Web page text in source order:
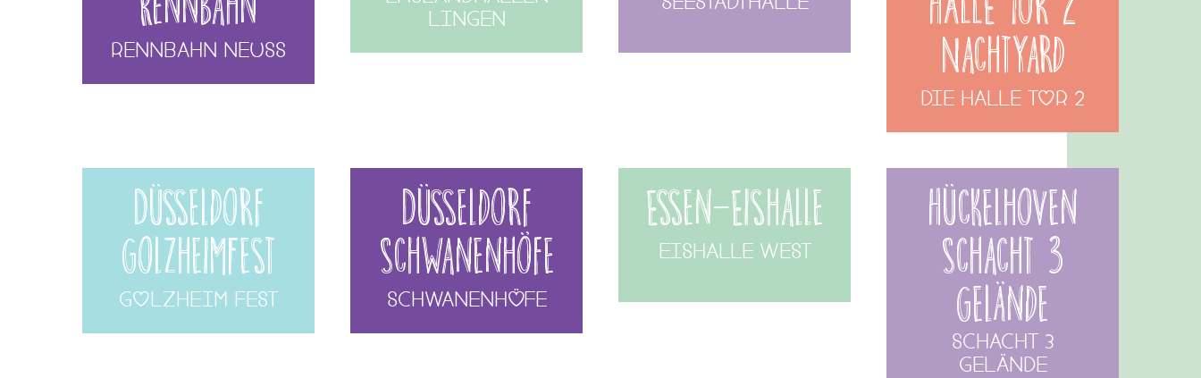
Rennbahn Neuss
Lingen
NachtYard
DIE HALLE Tor 2
Düsseldorf
GolzheimFest
Golzheim Fest
Düsseldorf
Schwanenhöfe
Schwanenhöfe
Essen-Eishalle
Eishalle West
Hückelhoven
Schacht 3
Gelände
Schacht 3
Gelände